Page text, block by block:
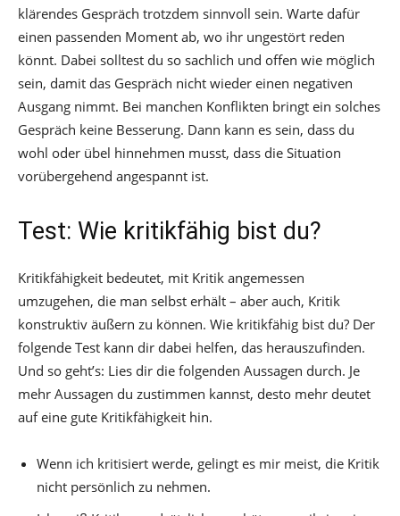
klärendes Gespräch trotzdem sinnvoll sein. Warte dafür
einen passenden Moment ab, wo ihr ungestört reden
könnt. Dabei solltest du so sachlich und offen wie möglich
sein, damit das Gespräch nicht wieder einen negativen
Ausgang nimmt. Bei manchen Konflikten bringt ein solches
Gespräch keine Besserung. Dann kann es sein, dass du
wohl oder übel hinnehmen musst, dass die Situation
vorübergehend angespannt ist.
Test: Wie kritikfähig bist du?
Kritikfähigkeit bedeutet, mit Kritik angemessen
umzugehen, die man selbst erhält – aber auch, Kritik
konstruktiv äußern zu können. Wie kritikfähig bist du? Der
folgende Test kann dir dabei helfen, das herauszufinden.
Und so geht’s: Lies dir die folgenden Aussagen durch. Je
mehr Aussagen du zustimmen kannst, desto mehr deutet
auf eine gute Kritikfähigkeit hin.
Wenn ich kritisiert werde, gelingt es mir meist, die Kritik
nicht persönlich zu nehmen.